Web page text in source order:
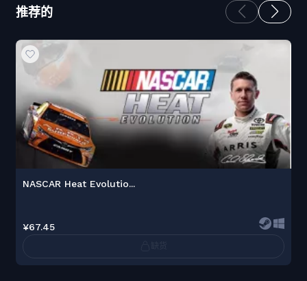
推荐的
NASCAR Heat Evolutio...
¥67.45